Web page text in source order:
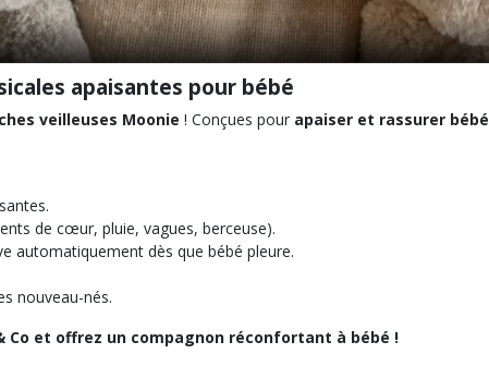
apaisantes pour bébé
veilleuses Moonie ! Conçues pour apaiser et rassurer bébé
de cœur, pluie, vagues, berceuse).
automatiquement dès que bébé pleure.
nouveau-nés.
Co et offrez un compagnon réconfortant à bébé !